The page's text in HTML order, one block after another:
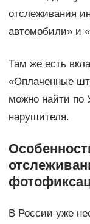
отслеживания
автомобили» и
Там же есть
«Оплаченные
можно найти
нарушителя.
В России уже